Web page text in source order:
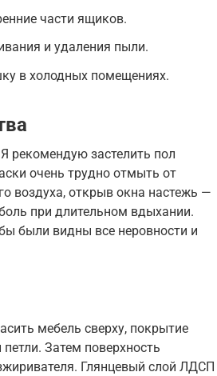
части ящиков.
и удаления пыли.
в холодных помещениях.
рекомендую застелить пол
очень трудно отмыть от
воздуха, открыв окна настежь —
при длительном вдыхании.
были видны все неровности и
мебель сверху, покрытие
Затем поверхность
Глянцевый слой ЛДСП